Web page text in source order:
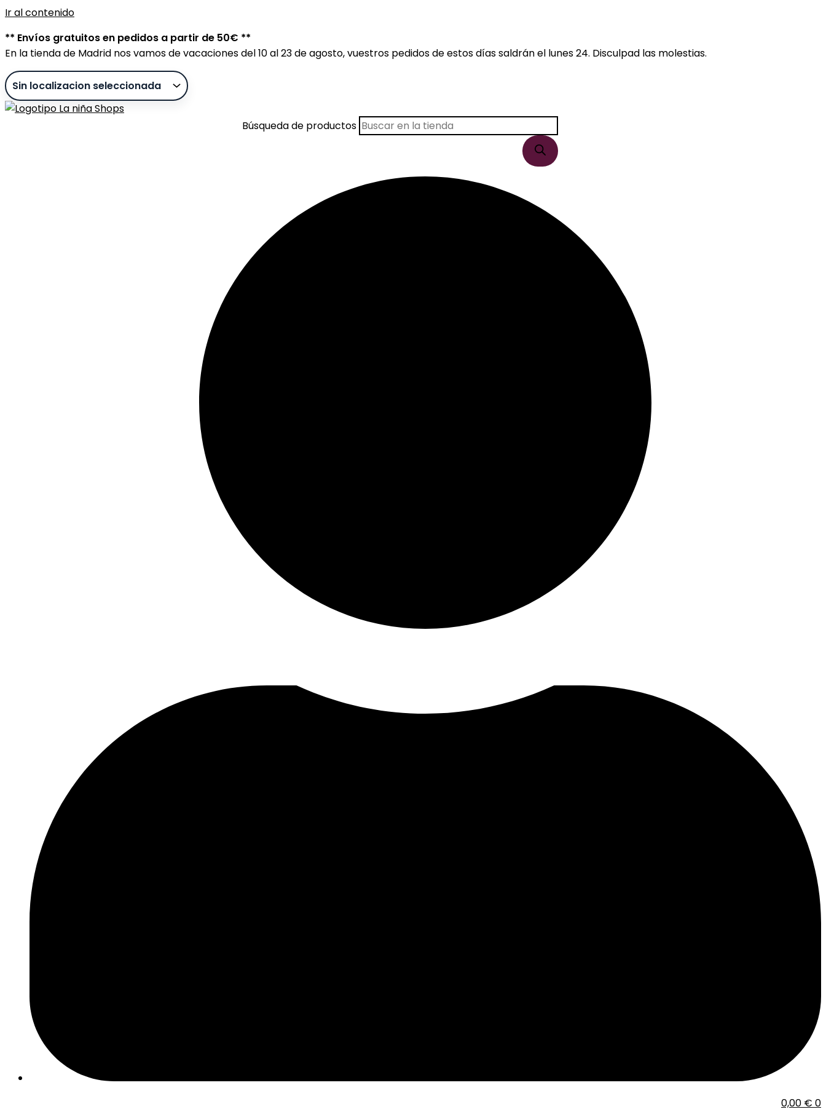
Ir al contenido
** Envíos gratuitos en pedidos a partir de 50€ **
En la tienda de Madrid nos vamos de vacaciones del 10 al 23 de agosto, vuestros pedidos de estos días saldrán el lunes 24. Disculpad las molestias.
Búsqueda de productos
0,00 € 0